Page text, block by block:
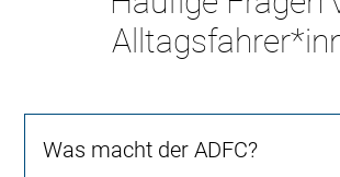
Was macht der ADFC?